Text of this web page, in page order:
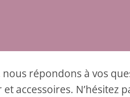
nous répondons à vos
accessoires. N’hésitez